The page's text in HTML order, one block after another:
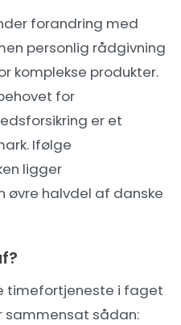
forandring med
personlig rådgivning
komplekse produkter.
for
er et
Ifølge
ligger
øvre halvdel af danske
timefortjeneste i faget
sammensat sådan: